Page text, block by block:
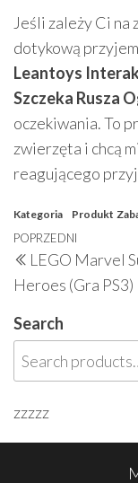
Jeśli zależy Ci na
dotykową
Leantoys
Szczeka Rusza
oczekiwania. To
zwierzęta i chcą
reagującego
Kategoria Produkt
Nawigacja
wpisu
Poprzedni
wpis
POPRZEDNI
LEGO Marvel
Heroes (Gra PS3)
Search
zzzzz